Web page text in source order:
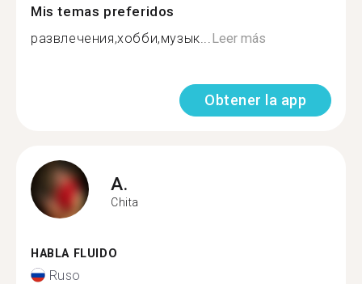
Mis temas preferidos
развлечения,хобби,музык...Leer más
Obtener la app
A.
Chita
HABLA FLUIDO
Ruso